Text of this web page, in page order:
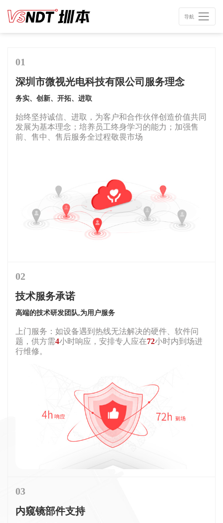
导航
01
深圳市微视光电科技有限公司服务理念
务实、创新、开拓、进取
始终坚持诚信、进取，为客户和合作伙伴创造价值共同
发展为基本理念；培养员工终身学习的能力；加强售
前、售中、售后服务全过程敬畏市场
02
技术服务承诺
高端的技术研发团队,为用户服务
上门服务：如设备遇到热线无法解决的硬件、软件问
题，供方需4小时响应，安排专人应在72小时内到场进
行维修。
03
内窥镜部件支持